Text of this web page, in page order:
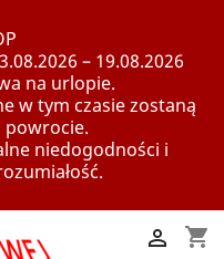
– 19.08.2026
na urlopie.
w tym czasie zostaną
powrocie.
niedogodności i
shopping_cart
